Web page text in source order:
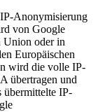
Anonymisierung
von Google
Union oder in
Europäischen
wird die volle IP-
übertragen und
übermittelte IP-